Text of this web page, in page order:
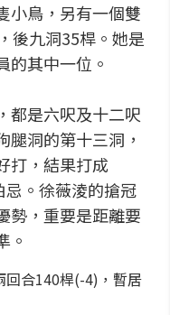
小鳥，另有一個雙
後九洞35桿。她是
的其中一位。
都是六呎及十二呎
腿洞的第十三洞，
打，結果打成
忌。徐薇淩的搶冠
勢，重要是距離要
。
回合140桿(-4)，暫居